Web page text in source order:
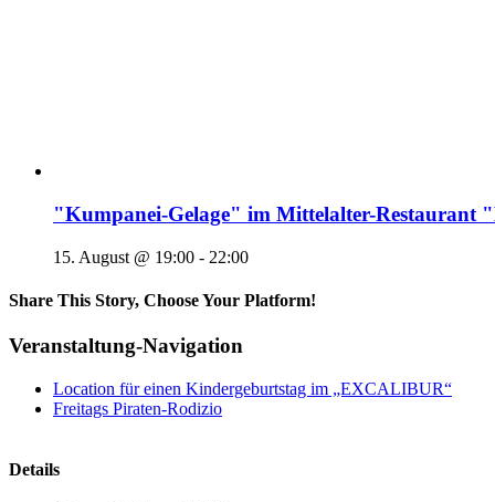
"Kumpanei-Gelage" im Mittelalter-
15. August @ 19:00 - 22:00
Share This Story, Choose Your Platform!
Veranstaltung-Navigation
Location für einen Kindergeburtstag im „EXCALIBUR“
Freitags Piraten-Rodizio
Details